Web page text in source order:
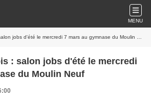
MENU
jobs d'été le mercredi 7 mars au gymnase du Moulin Neuf
: salon jobs d'été le mercredi
du Moulin Neuf